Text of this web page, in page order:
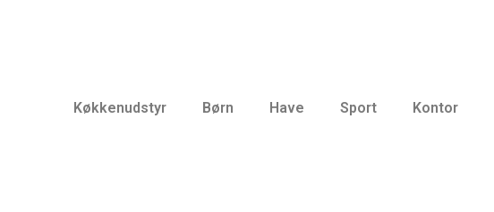
Køkkenudstyr Børn Have Sport Kontor